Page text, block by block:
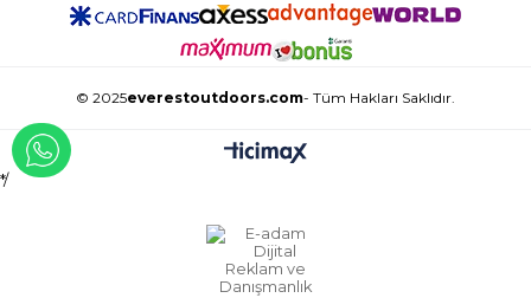
© 2025everestoutdoors.com- Tüm Hakları Saklıdır.
*/
WHATSAPP İLE İLETİŞİME GEÇ